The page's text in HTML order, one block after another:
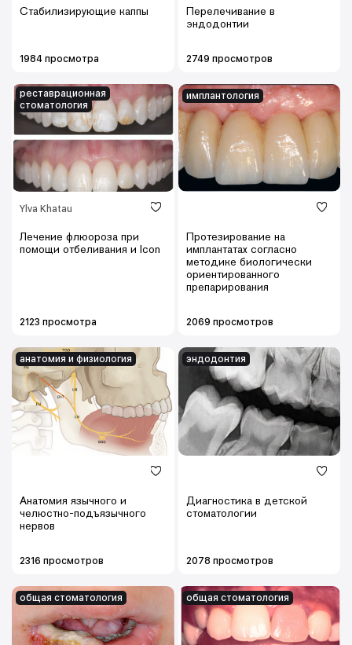
Стабилизирующие каппы
1984 просмотра
Перелечивание в
эндодонтии
2749 просмотров
реставрационная
стоматология
Ylva Khatau
Лечение флюороза при
помощи отбеливания и Icon
2123 просмотра
имплантология
Протезирование на
имплантатах согласно
методике биологически
ориентированного
препарирования
2069 просмотров
анатомия и физиология
Анатомия язычного и
челюстно-подъязычного
нервов
2316 просмотров
эндодонтия
Диагностика в детской
стоматологии
2078 просмотров
общая стоматология общая стоматология